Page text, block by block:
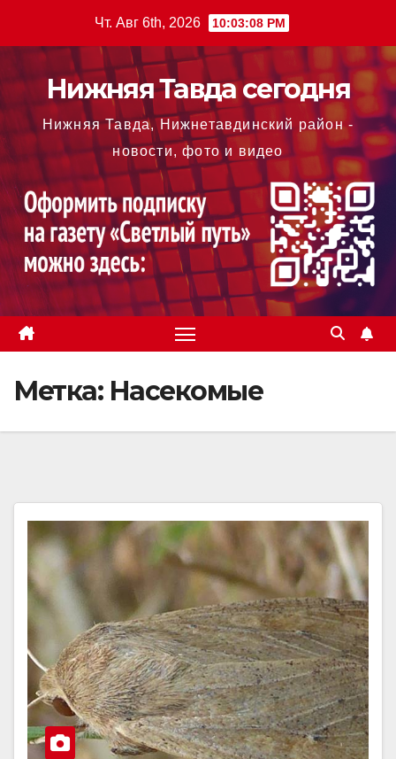
содержимому
Чт. Авг 6th, 2026 10:03:09 PM
Нижняя Тавда сегодня
Нижняя Тавда, Нижнетавдинский район -
новости, фото и видео
Метка: Насекомые